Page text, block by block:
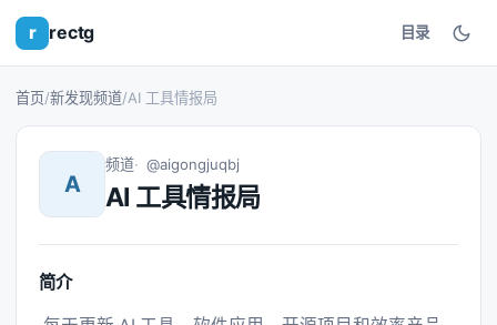
r rectg 目录
首页/新发现频道/AI 工具情报局
A
频道 @aigongjuqbj
AI 工具情报局
简介